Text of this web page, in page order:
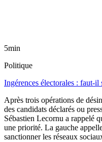
5min
Politique
Ingérences électorales : faut-il
Après trois opérations de
des candidats déclarés ou
Sébastien Lecornu a rappelé
une priorité. La gauche
sanctionner les réseaux